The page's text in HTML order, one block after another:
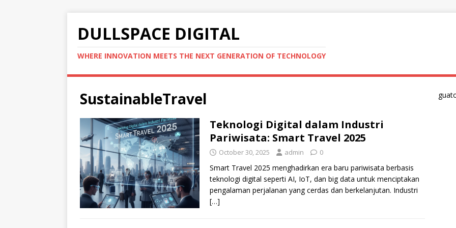
DULLSPACE DIGITAL
WHERE INNOVATION MEETS THE NEXT GENERATION OF TECHNOLOGY
SustainableTravel
Teknologi Digital dalam Industri
Pariwisata: Smart Travel 2025
October 30, 2025 admin 0
Smart Travel 2025 menghadirkan era baru pariwisata berbasis
teknologi digital seperti AI, IoT, dan big data untuk menciptakan
pengalaman perjalanan yang cerdas dan berkelanjutan. Industri
[…]